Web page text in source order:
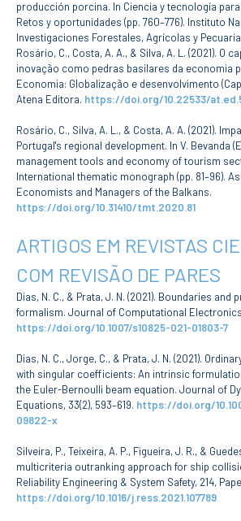
CANDIDATURAS
Mestrados
Licenciaturas
Cursos TeSP
Estudantes
Internacionais
Reingresso
Cursos
Preparatórios
ERASMUS +
Erasmus
ESTUDANTES
Informação
Académica
Ação Social
Informática
Gabinete de
Apoio ao
Estudante
Guia do
Estudante
Projetos
Testemunhos
producción porcina. In Ciencia y tecnología
Retos y oportunidades (pp. 760–776). Instituto
Investigaciones Forestales, Agrícolas y
Rosário, C., Costa, A. A., & Silva, A. L. (2021). O
inovação como pedras basilares da economia
Economia: Globalização e desenvolvimento
Atena Editora. https://doi.org/10.22533/
Rosário, C., Silva, A. L., & Costa, A. A. (2021).
Portugal's regional development. In V. Bevanda
management tools and economy of tourism
International thematic monograph (pp. 81–96).
Economists and Managers of the Balkans.
https://doi.org/10.31410/tmt.2020.81
ARTIGOS EM REVISTAS
COM REVISÃO DE PARES
Dias, N. C., & Prata, J. N. (2021). Boundaries and
formalism. Journal of Computational
https://doi.org/10.1007/s10825-021-01803-7
Dias, N. C., Jorge, C., & Prata, J. N. (2021).
with singular coefficients: An intrinsic
the Euler-Bernoulli beam equation. Journal of
Equations, 33(2), 593–619. https://doi.org/
09822-x
Silveira, P., Teixeira, A. P., Figueira, J. R., &
multicriteria outranking approach for ship
Reliability Engineering & System Safety, 214,
https://doi.org/10.1016/j.ress.2021.107789